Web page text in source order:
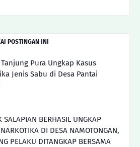
POSTINGAN INI
Pura Ungkap Kasus
Jenis Sabu di Desa Pantai
SALAPIAN BERHASIL UNGKAP
DI DESA NAMOTONGAN,
PELAKU DITANGKAP BERSAMA